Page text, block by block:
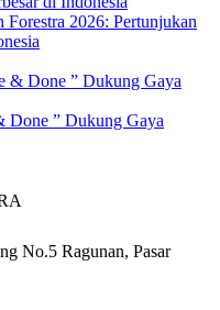
2026: Pertunjukan
Done ” Dukung Gaya
No.5 Ragunan, Pasar